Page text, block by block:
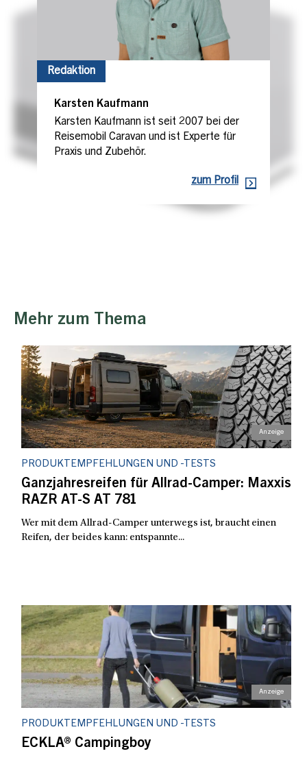
Redaktion
Karsten Kaufmann
Karsten Kaufmann ist seit 2007 bei der
Reisemobil Caravan und ist Experte für
Praxis und Zubehör.
zum Profil
Mehr zum Thema
PRODUKTEMPFEHLUNGEN UND -TESTS
Ganzjahresreifen für Allrad-Camper: Maxxis
RAZR AT-S AT 781
Wer mit dem Allrad-Camper unterwegs ist, braucht einen
Reifen, der beides kann: entspannte...
PRODUKTEMPFEHLUNGEN UND -TESTS
ECKLA® Campingboy